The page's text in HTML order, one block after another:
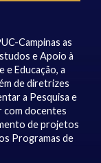
Campinas as
e Apoio à
e Educação, a
de diretrizes
a Pesquisa e
com docentes
de projetos
Programas de